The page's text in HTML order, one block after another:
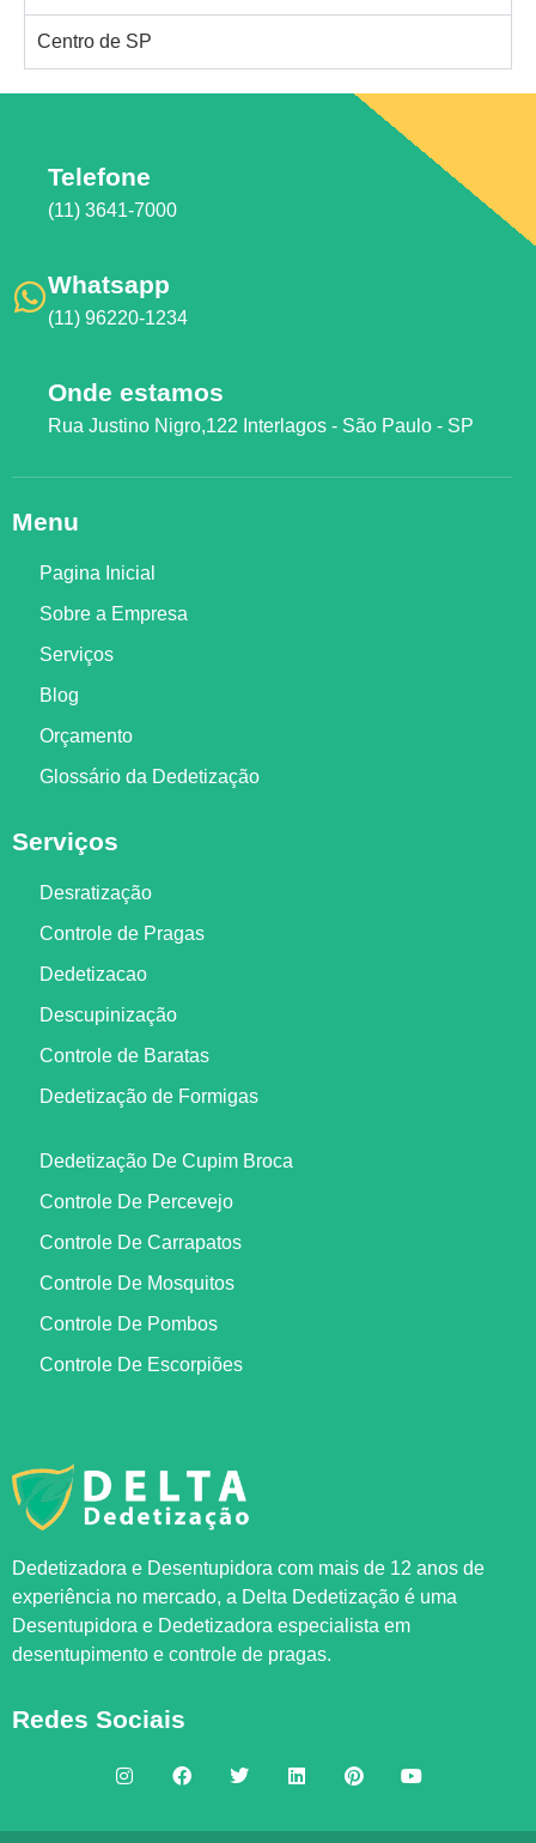
Centro de SP
Dedetizadora e Desentupidora com mais de 12 anos de
experiência no mercado, a Delta Dedetização é uma
Desentupidora e Dedetizadora especialista em
desentupimento e controle de pragas.
Redes Sociais
Telefone
(11) 3641-7000
Whatsapp
(11) 96220-1234
Onde estamos
Rua Justino Nigro,122 Interlagos - São Paulo - SP
Menu
Pagina Inicial
Sobre a Empresa
Serviços
Blog
Orçamento
Glossário da Dedetização
Serviços
Desratização
Controle de Pragas
Dedetizacao
Descupinização
Controle de Baratas
Dedetização de Formigas
Dedetização De Cupim Broca
Controle De Percevejo
Controle De Carrapatos
Controle De Mosquitos
Controle De Pombos
Controle De Escorpiões